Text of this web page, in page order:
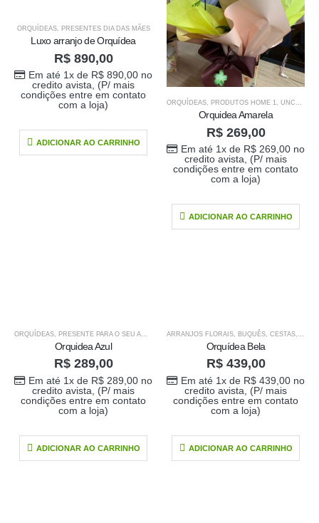
ORQUÍDEAS, PRESENTES DIA DAS MÃES
Luxo arranjo de Orquídea
R$890,00
Em até 1x de R$890,00no
credito avista, (P/ mais
condições entre em contato
com a loja)
ADICIONAR AO CARRINHO
ORQUÍDEAS PRODUTOS HOME 1 UNCATEGORIZED
Orquidea Amarela
R$269,00
Em até 1x de R$269,00no
credito avista, (P/ mais
condições entre em contato
com a loja)
ADICIONAR AO CARRINHO
ORQUÍDEAS PRESENTE PARA O SEU AMOR PRODUTOS HOME 1
Orquidea Azul
R$289,00
Em até 1x de R$289,00no
credito avista, (P/ mais
condições entre em contato
com a loja)
ADICIONAR AO CARRINHO
ARRANJOS FLORAIS BUQUÊS CESTAS
Orquídea Bela
R$439,00
Em até 1x de R$439,00no
credito avista, (P/ mais
condições entre em contato
com a loja)
ADICIONAR AO CARRINHO